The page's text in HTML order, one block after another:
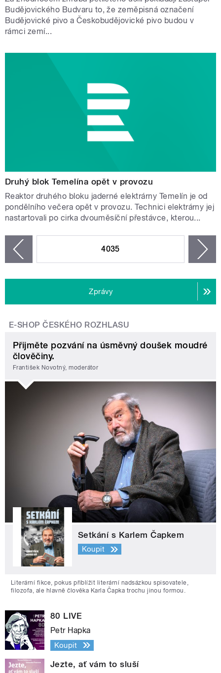
Budějovického Budvaru to, že zeměpisná označení
Budějovické pivo a Českobudějovické pivo budou v
rámci zemí...
Druhý blok Temelína opět v provozu
Reaktor druhého bloku jaderné elektrárny Temelín je od
pondělního večera opět v provozu. Technici elektrárny jej
nastartovali po cirka dvouměsíční přestávce, kterou...
4035
Zprávy
E-SHOP ČESKÉHO ROZHLASU
Přijměte pozvání na úsměvný doušek moudré
člověčiny.
František Novotný, moderátor
Setkání s Karlem Čapkem
Koupit
Literární fikce, pokus přiblížit literární nadsázkou spisovatele,
filozofa, ale hlavně člověka Karla Čapka trochu jinou formou.
80 LIVE
Petr Hapka
Koupit
Jezte, ať vám to sluší